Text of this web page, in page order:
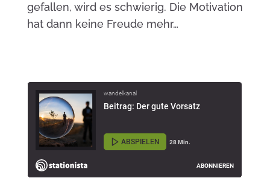
gefallen, wird es schwierig. Die Motivation
hat dann keine Freude mehr…